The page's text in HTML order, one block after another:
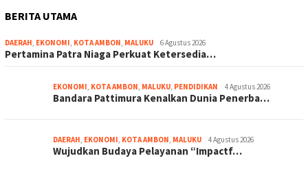
BERITA UTAMA
DAERAH, EKONOMI, KOTA AMBON, MALUKU 6 Agustus 2026
Pertamina Patra Niaga Perkuat Ketersedia…
EKONOMI, KOTA AMBON, MALUKU, PENDIDIKAN 4 Agustus 2026
Bandara Pattimura Kenalkan Dunia Penerba…
DAERAH, EKONOMI, KOTA AMBON, MALUKU 4 Agustus 2026
Wujudkan Budaya Pelayanan “Impactf…